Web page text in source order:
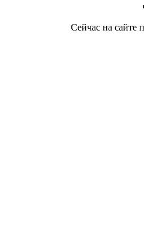
Сейчас на сайте